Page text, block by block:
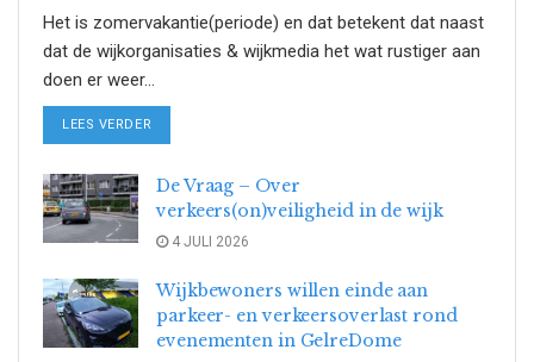
Het is zomervakantie(periode) en dat betekent dat naast
dat de wijkorganisaties & wijkmedia het wat rustiger aan
doen er weer...
LEES VERDER
De Vraag – Over
verkeers(on)veiligheid in de wijk
4 JULI 2026
Wijkbewoners willen einde aan
parkeer- en verkeersoverlast rond
evenementen in GelreDome